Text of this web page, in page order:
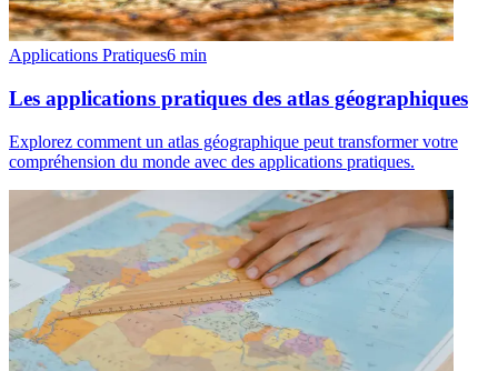
Applications Pratiques6 min
Les applications pratiques des atlas géographiques
Explorez comment un atlas géographique peut transformer votre
compréhension du monde avec des applications pratiques.